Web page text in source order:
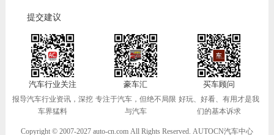
提交建议
汽车行业关注
报导汽车行业资讯，深挖
车界猛料
豪车汇
专注于汽车，但绝不局限
与汽车
买车顾问
好玩、好看、有用才是我
们的基本诉求
Copyright © 2007-2027 auto-cn.com All Rights Reserved. AUTOCN汽车中心